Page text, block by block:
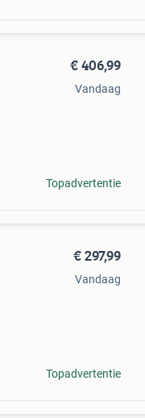
€ 406,99
Vandaag
Topadvertentie
€ 297,99
Vandaag
Topadvertentie